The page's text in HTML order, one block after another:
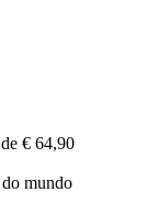
€ 64,90
mundo